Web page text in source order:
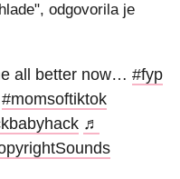
odgovorila je
all better now… #fyp
#momsoftiktok
♬